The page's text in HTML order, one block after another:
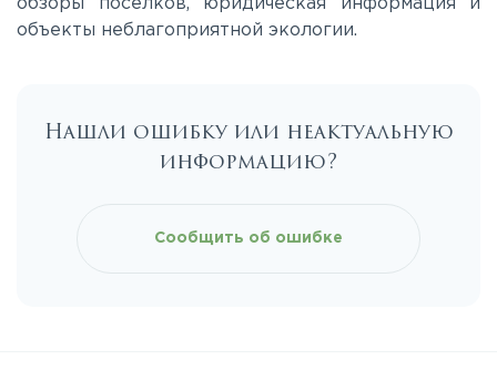
обзоры поселков, юридическая информация и
объекты неблагоприятной экологии.
Нашли ошибку или неактуальную
информацию?
Сообщить об ошибке